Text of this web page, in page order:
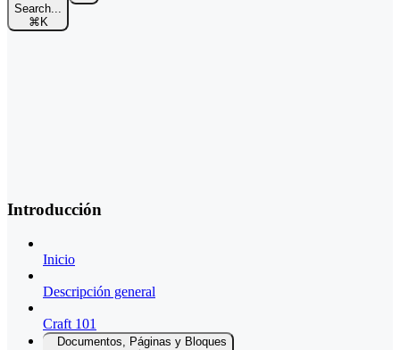
Search...
⌘ K
Introducción
Inicio
Descripción general
Craft 101
Documentos, Páginas y Bloques